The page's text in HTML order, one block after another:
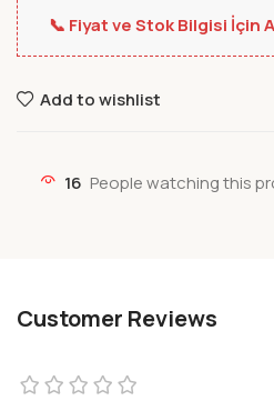
📞 Fiyat ve Stok Bilgisi İçin
Add to wishlist
16 People watching this
Customer Reviews